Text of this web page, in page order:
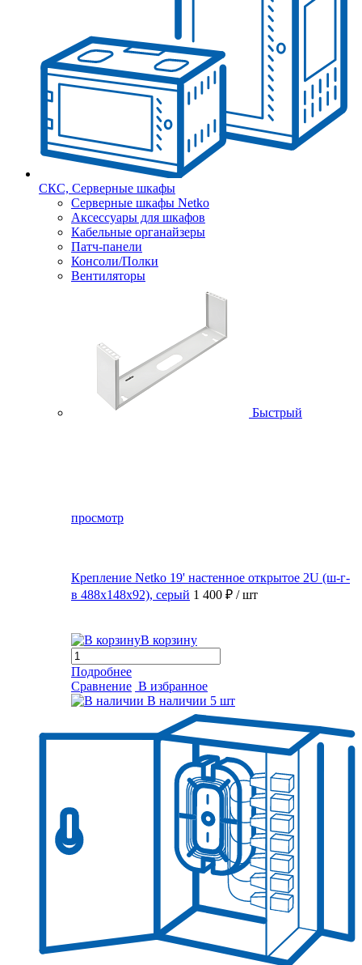
СКС, Серверные шкафы
Серверные шкафы Netko
Аксессуары для шкафов
Кабельные органайзеры
Патч-панели
Консоли/Полки
Вентиляторы
Быстрый
просмотр
Крепление Netko 19' настенное открытое 2U (ш-г-
в 488х148х92), серый 1 400 ₽ / шт
В корзину
Подробнее
Сравнение В избранное
В наличии 5 шт